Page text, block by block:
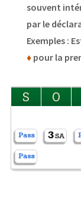
souvent
par le
Exemples :
♦pour la
S O